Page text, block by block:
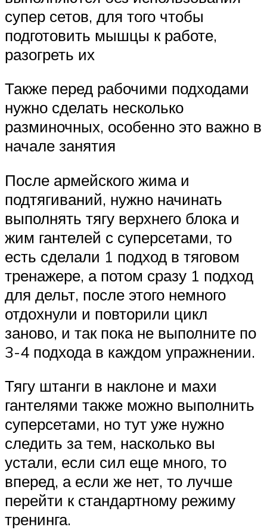
супер сетов, для того чтобы
подготовить мышцы к работе,
разогреть их
Также перед рабочими подходами
нужно сделать несколько
разминочных, особенно это важно в
начале занятия
После армейского жима и
подтягиваний, нужно начинать
выполнять тягу верхнего блока и
жим гантелей с суперсетами, то
есть сделали 1 подход в тяговом
тренажере, а потом сразу 1 подход
для дельт, после этого немного
отдохнули и повторили цикл
заново, и так пока не выполните по
3-4 подхода в каждом упражнении.
Тягу штанги в наклоне и махи
гантелями также можно выполнить
суперсетами, но тут уже нужно
следить за тем, насколько вы
устали, если сил еще много, то
вперед, а если же нет, то лучше
перейти к стандартному режиму
тренинга.